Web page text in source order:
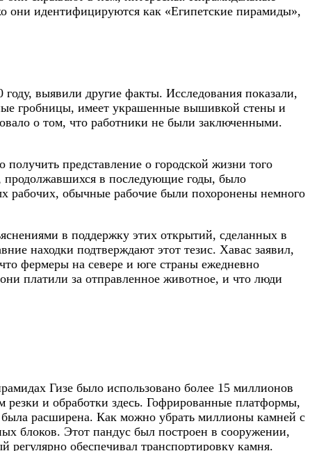
они идентифицируются как «Египетские пирамиды»,
выявили другие факты. Исследования показали,
гробницы, имеет украшенные вышивкой стены и
о том, что работники не были заключенными.
представление о городской жизни того
продолжавшихся в последующие годы, было
рабочих, обычные рабочие были похоронены немного
в поддержку этих открытий, сделанных в
находки подтверждают этот тезис. Хавас заявил,
фермеры на севере и юге страны ежедневно
платили за отправленное животное, и что люди
Гизе было использовано более 15 миллионов
и обработки здесь. Гофрированные платформы,
расширена. Как можно убрать миллионы камней с
блоков. Этот пандус был построен в сооружении,
обеспечивал транспортировку камня.